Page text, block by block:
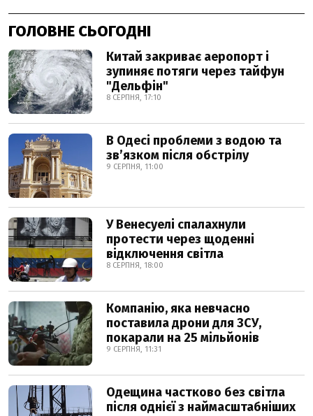
ГОЛОВНЕ СЬОГОДНІ
Китай закриває аеропорт і
зупиняє потяги через тайфун
"Дельфін"
8 СЕРПНЯ, 17:10
В Одесі проблеми з водою та
звʼязком після обстрілу
9 СЕРПНЯ, 11:00
У Венесуелі спалахнули
протести через щоденні
відключення світла
8 СЕРПНЯ, 18:00
Компанію, яка невчасно
поставила дрони для ЗСУ,
покарали на 25 мільйонів
9 СЕРПНЯ, 11:31
Одещина частково без світла
після однієї з наймасштабніших